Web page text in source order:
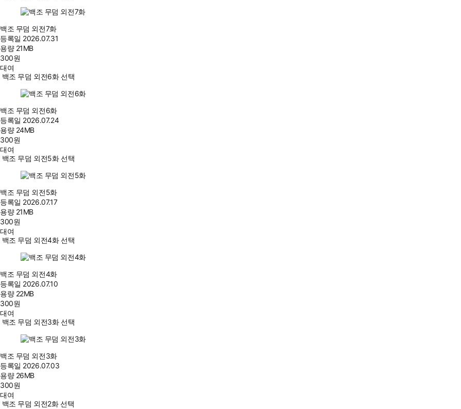
백조 무덤 외전7화
등록일 2026.07.31
용량 21MB
300원
대여
백조 무덤 외전6화 선택
백조 무덤 외전6화
등록일 2026.07.24
용량 24MB
300원
대여
백조 무덤 외전5화 선택
백조 무덤 외전5화
등록일 2026.07.17
용량 21MB
300원
대여
백조 무덤 외전4화 선택
백조 무덤 외전4화
등록일 2026.07.10
용량 22MB
300원
대여
백조 무덤 외전3화 선택
백조 무덤 외전3화
등록일 2026.07.03
용량 26MB
300원
대여
백조 무덤 외전2화 선택